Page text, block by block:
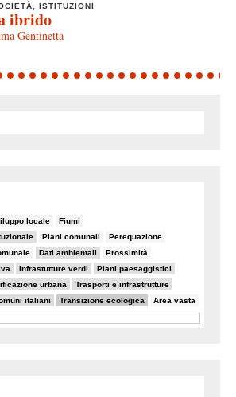
ISTITUZIONI
ibrido
Gentinetta
locale Fiumi
Piani comunali Perequazione
Dati ambientali Prossimità
Infrastutture verdi Piani paesaggistici
urbana Trasporti e infrastrutture
italiani Transizione ecologica Area vasta